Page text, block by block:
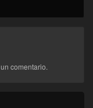
comentario.